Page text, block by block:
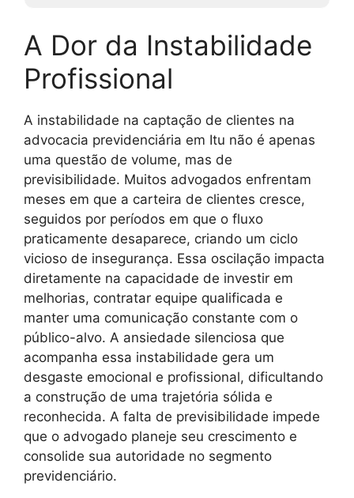
A Dor da Instabilidade
Profissional
A instabilidade na captação de clientes na
advocacia previdenciária em Itu não é apenas
uma questão de volume, mas de
previsibilidade. Muitos advogados enfrentam
meses em que a carteira de clientes cresce,
seguidos por períodos em que o fluxo
praticamente desaparece, criando um ciclo
vicioso de insegurança. Essa oscilação impacta
diretamente na capacidade de investir em
melhorias, contratar equipe qualificada e
manter uma comunicação constante com o
público-alvo. A ansiedade silenciosa que
acompanha essa instabilidade gera um
desgaste emocional e profissional, dificultando
a construção de uma trajetória sólida e
reconhecida. A falta de previsibilidade impede
que o advogado planeje seu crescimento e
consolide sua autoridade no segmento
previdenciário.